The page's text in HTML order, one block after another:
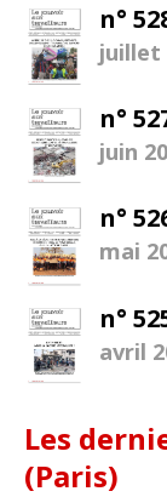
n°
juillet
n°
juin
n°
mai
n°
avril
Les
(Paris)